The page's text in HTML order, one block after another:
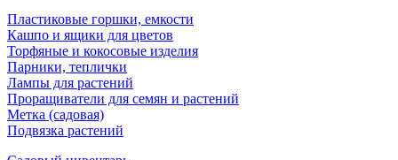
Пластиковые горшки, емкости
Кашпо и ящики для цветов
Торфяные и кокосовые изделия
Парники, теплички
Лампы для растений
Проращиватели для семян и растений
Метка (садовая)
Подвязка растений